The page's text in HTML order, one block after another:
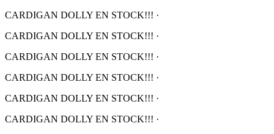
CARDIGAN DOLLY EN STOCK!!! ·
CARDIGAN DOLLY EN STOCK!!! ·
CARDIGAN DOLLY EN STOCK!!! ·
CARDIGAN DOLLY EN STOCK!!! ·
CARDIGAN DOLLY EN STOCK!!! ·
CARDIGAN DOLLY EN STOCK!!! ·